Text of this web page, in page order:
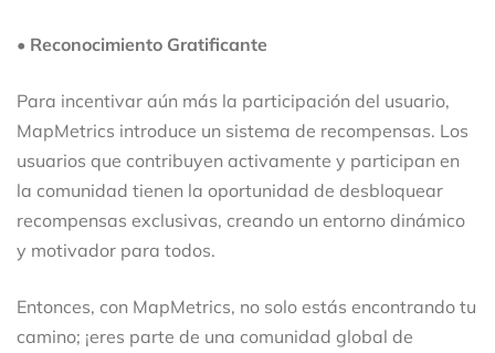
• Reconocimiento Gratificante
Para incentivar aún más la participación del usuario,
MapMetrics introduce un sistema de recompensas. Los
usuarios que contribuyen activamente y participan en
la comunidad tienen la oportunidad de desbloquear
recompensas exclusivas, creando un entorno dinámico
y motivador para todos.
Entonces, con MapMetrics, no solo estás encontrando tu
camino; ¡eres parte de una comunidad global de